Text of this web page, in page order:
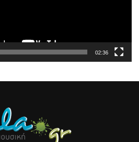
02:36